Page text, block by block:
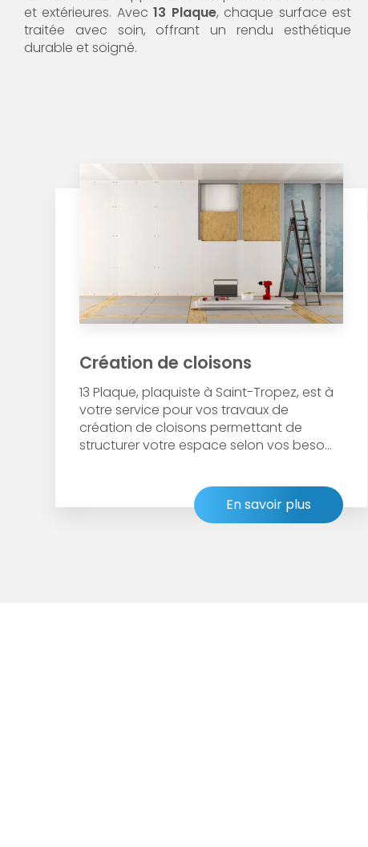
et extérieures. Avec13 Plaque, chaque surface est
traitée avec soin, offrant un rendu esthétique
durable et soigné.
Création de cloisons
13 Plaque, plaquiste à Saint-Tropez, est à
votre service pour vos travaux de
création de cloisons permettant de
structurer votre espace selon vos beso...
En savoir plus